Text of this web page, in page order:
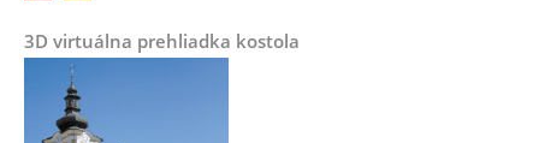
3D virtuálna prehliadka kostola